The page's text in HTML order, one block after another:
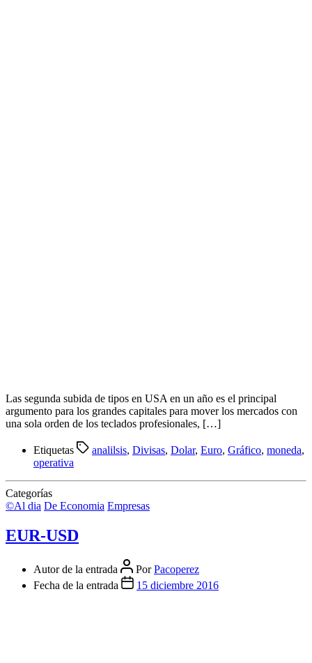
Las segunda subida de tipos en USA en un año es el principal
argumento para los grandes capitales para mover los mercados con
una sola orden de los teclados profesionales, […]
Etiquetas analilsis, Divisas, Dolar, Euro, Gráfico, moneda,
operativa
Categorías
©Al dia De Economia Empresas
EUR-USD
Autor de la entrada PorPacoperez
Fecha de la entrada
15 diciembre 2016